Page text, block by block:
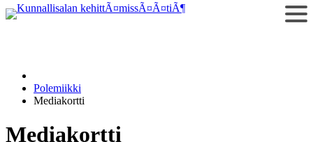
Siirry
sisältöön
Polemiikki
Mediakortti
Mediakortti